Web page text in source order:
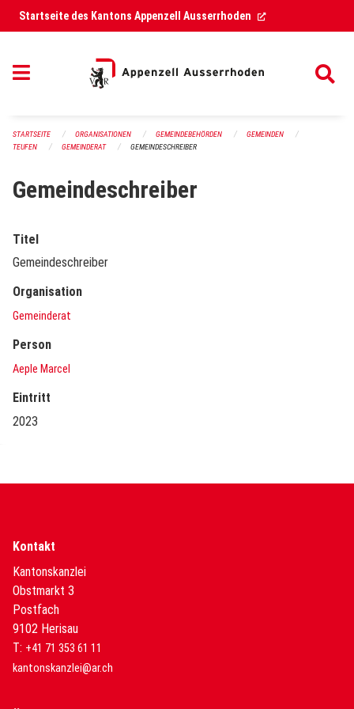
Navigation überspringen
Startseite des Kantons Appenzell Ausserrhoden (External Link)
STARTSEITE ORGANISATIONEN GEMEINDEBEHÖRDEN
GEMEINDEN
TEUFEN
GEMEINDERAT GEMEINDESCHREIBER
Gemeindeschreiber
Titel
Gemeindeschreiber
Organisation
Gemeinderat
Person
Aeple Marcel
Eintritt
2023
Kontakt
Kantonskanzlei
Obstmarkt 3
Postfach
9102 Herisau
T: +41 71 353 61 11
kantonskanzlei@ar.ch